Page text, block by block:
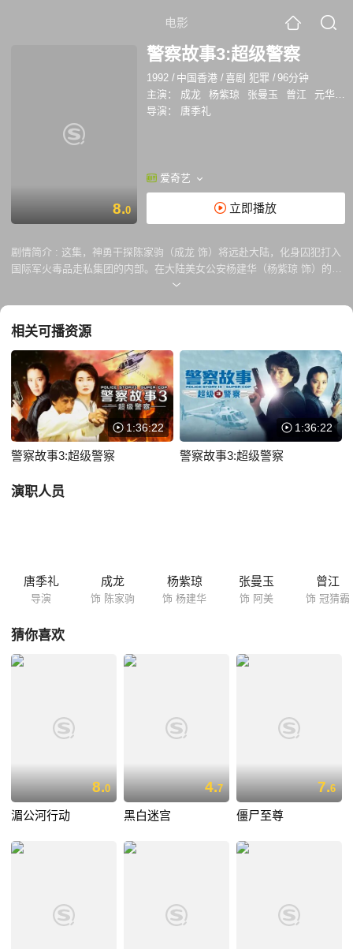
电影
8.0
警察故事3:超级警察
1992 / 中国香港 /喜剧 犯罪 /96分钟
主演：
成龙 杨紫琼 张曼玉 曾江 元华
导演：
唐季礼
爱奇艺
立即播放
剧情简介 : 这集，神勇干探陈家驹（成龙 饰）将远赴大陆，化身囚犯打入
国际军火毒品走私集团的内部。在大陆美女公安杨建华（杨紫琼 饰）的帮
助下，家驹顺利接近了正在服刑的集团成员豹强（元华 饰）。豹强视家驹
有漏出马脚，杨建华自称家驹妹妹，与他们同行。他们来到香港见到了集
团的老大猜霸，顺利成为集团的一员。猜霸带着手下前往吉隆坡营救被绑
架的妻子，遇到了家驹的女友阿美（张曼玉 饰）。阿美不知家驹正在执行
任务，以为他和杨建华在偷情。阿美的举动引起了集团成员的怀疑，连场
大战一触即发！
相关可播资源
1:36:22
警察故事3:超级警察
1:36:22
警察故事3:超级警察
演职人员
唐季礼
导演
成龙
饰 陈家驹
杨紫琼
饰 杨建华
张曼玉
饰 阿美
曾江
饰 冠猜霸
猜你喜欢
8.0
湄公河行动
4.7
黑白迷宫
7.6
僵尸至尊